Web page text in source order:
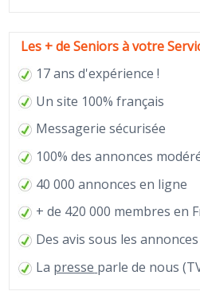
Les + de Seniors à votre
17 ans d'expérience !
Un site 100% français
Messagerie sécurisée
100% des annonces
40 000 annonces en ligne
+ de 420 000 membres en
Des avis sous les annonces
La presse parle de nous